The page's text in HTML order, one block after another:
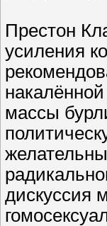
Престон
усиления
массы
дискуссия